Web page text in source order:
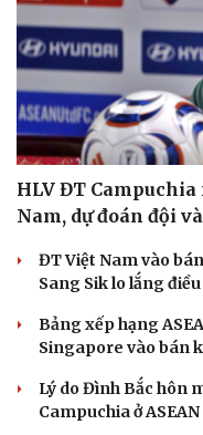
HLV ĐT
Nam, dự đoán đội
ĐT Việt Nam vào
Sang Sik lo lắng điều
Bảng xếp hạng
Singapore vào bán
Lý do Đình Bắc hôn
Campuchia ở